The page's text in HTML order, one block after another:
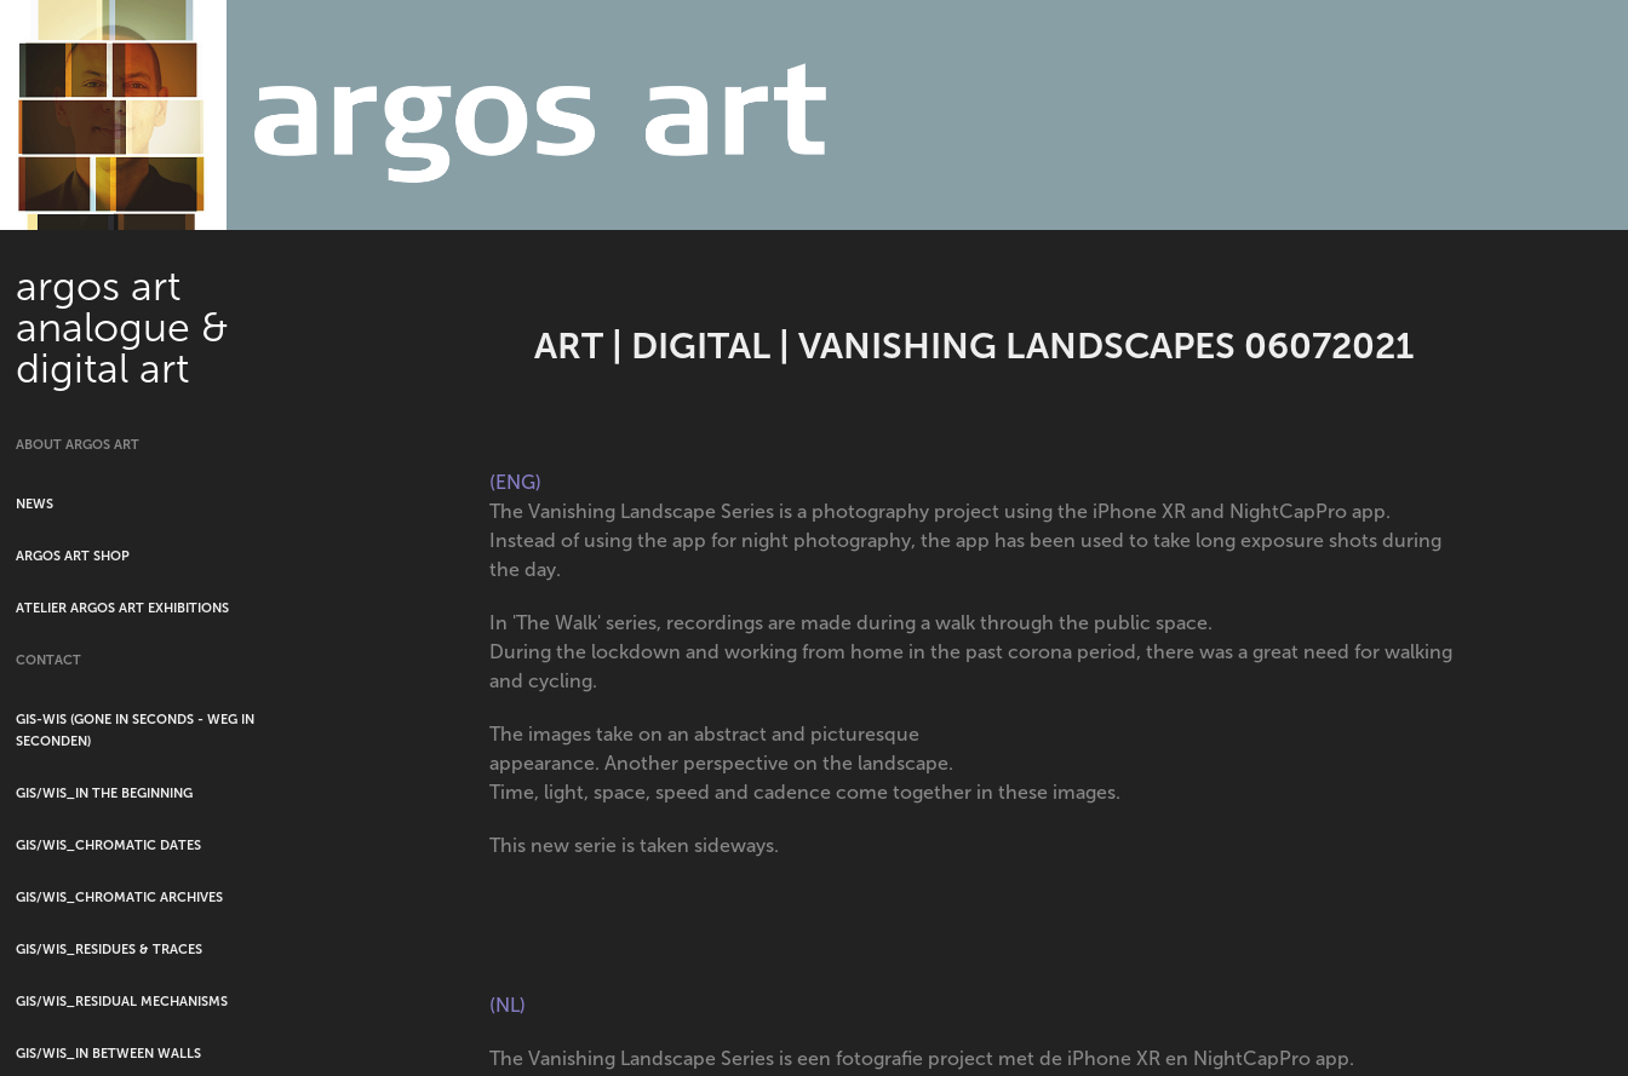
argos art
analogue &
digital art
ABOUT ARGOS ART
NEWS
ARGOS ART SHOP
ATELIER ARGOS ART EXHIBITIONS
CONTACT
GIS-WIS (GONE IN SECONDS - WEG IN
SECONDEN)
GIS/WIS_IN THE BEGINNING
GIS/WIS_CHROMATIC DATES
GIS/WIS_CHROMATIC ARCHIVES
GIS/WIS_RESIDUES & TRACES
GIS/WIS_RESIDUAL MECHANISMS
GIS/WIS_IN BETWEEN WALLS
ART | DIGITAL | VANISHING LANDSCAPES 06072021
(ENG)
The Vanishing Landscape Series is a photography project using the iPhone XR and NightCapPro app.
Instead of using the app for night photography, the app has been used to take long exposure shots during
the day.
In 'The Walk' series, recordings are made during a walk through the public space.
During the lockdown and working from home in the past corona period, there was a great need for walking
and cycling.
The images take on an abstract and picturesque
appearance. Another perspective on the landscape.
Time, light, space, speed and cadence come together in these images.
This new serie is taken sideways.
(NL)
The Vanishing Landscape Series is een fotografie project met de iPhone XR en NightCapPro app.